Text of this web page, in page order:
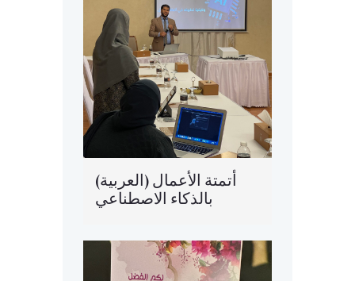
(العربية) أتمتة الأعمال
بالذكاء الاصطناعي